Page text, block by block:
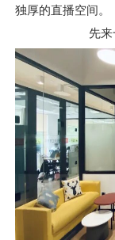
独厚的直播空间。
先